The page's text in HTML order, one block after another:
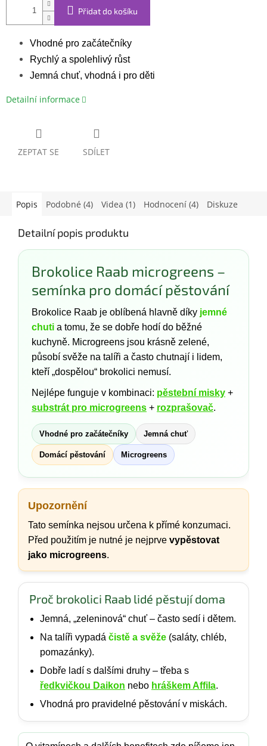
Přidat do košíku
Vhodné pro začátečníky
Rychlý a spolehlivý růst
Jemná chuť, vhodná i pro děti
Detailní informace
ZEPTAT SE SDÍLET
Popis Podobné (4) Videa (1) Hodnocení (4) Diskuze
Detailní popis produktu
Brokolice Raab microgreens –
semínka pro domácí pěstování
Brokolice Raab je oblíbená hlavně díky jemné
chuti a tomu, že se dobře hodí do běžné
kuchyně. Microgreens jsou krásně zelené,
působí svěže na talíři a často chutnají i lidem,
kteří „dospělou“ brokolici nemusí.
Nejlépe funguje v kombinaci: pěstební misky +
substrát pro microgreens + rozprašovač.
Vhodné pro začátečníky Jemná chuť
Domácí pěstování Microgreens
Upozornění
Tato semínka nejsou určena k přímé konzumaci.
Před použitím je nutné je nejprve vypěstovat
jako microgreens.
Proč brokolici Raab lidé pěstují doma
Jemná, „zeleninová“ chuť – často sedí i dětem.
Na talíři vypadá čistě a svěže (saláty, chléb,
pomazánky).
Dobře ladí s dalšími druhy – třeba s
ředkvičkou Daikon nebo hráškem Affila.
Vhodná pro pravidelné pěstování v miskách.